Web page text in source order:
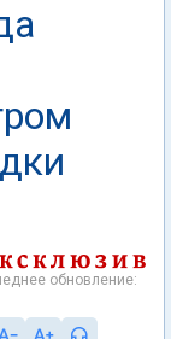
обновление: